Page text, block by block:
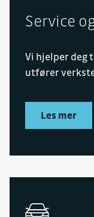
Service
Vi hjelper deg
utfører
Les mer